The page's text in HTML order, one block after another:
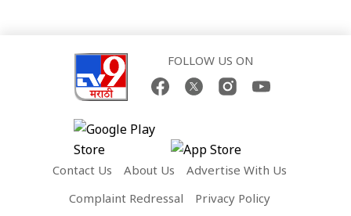
FOLLOW US ON
Contact Us About Us
Advertise With Us
Complaint Redressal
Privacy Policy